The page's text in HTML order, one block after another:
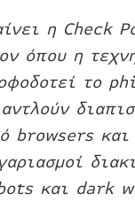
η Check
όπου η
το
browsers και
και dark